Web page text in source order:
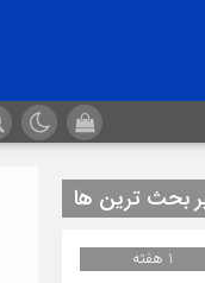
بحث ترین ها
1 هفته